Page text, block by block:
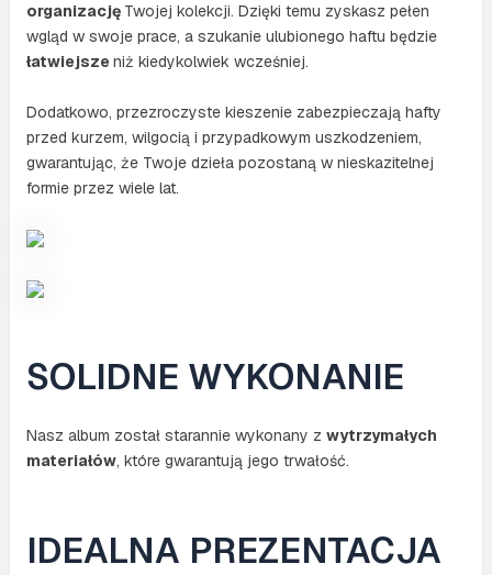
organizację Twojej kolekcji. Dzięki temu zyskasz pełen
wgląd w swoje prace, a szukanie ulubionego haftu będzie
łatwiejsze niż kiedykolwiek wcześniej.
Dodatkowo, przezroczyste kieszenie zabezpieczają hafty
przed kurzem, wilgocią i przypadkowym uszkodzeniem,
gwarantując, że Twoje dzieła pozostaną w nieskazitelnej
formie przez wiele lat.
SOLIDNE WYKONANIE
Nasz album został starannie wykonany z wytrzymałych
materiałów, które gwarantują jego trwałość.
IDEALNA PREZENTACJA